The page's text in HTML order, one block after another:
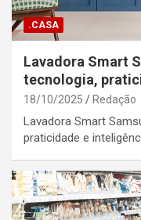
.CASA
Lavadora Smart
tecnologia,
18/10/2025 Redação
Lavadora Smart
praticidade e